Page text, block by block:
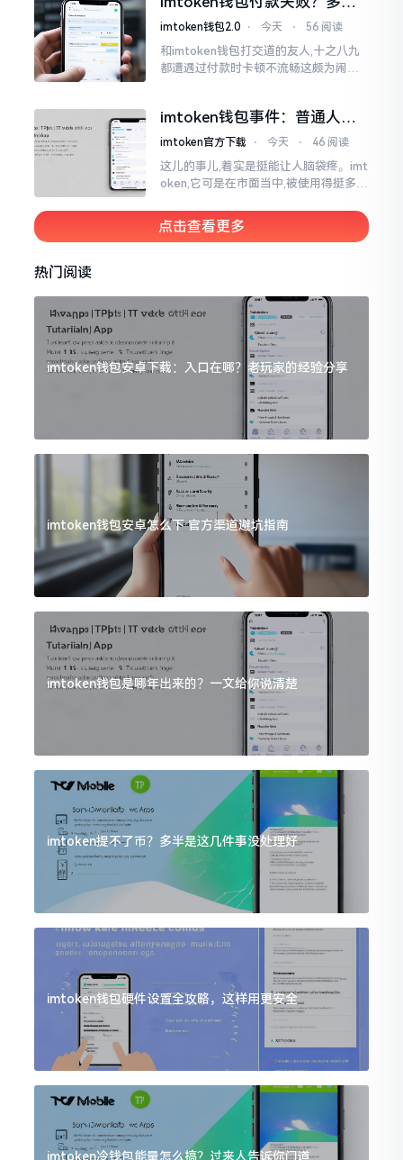
判断。
是这几个原因闹的
imtoken钱包2.0 ⋅ 今天 ⋅ 56 阅读
和imtoken钱包打交道的友人,十之八九
都遭遇过付款时卡顿不流畅这颇为闹心
急得连连跺脚。实际上讲
imtoken钱包事件：普通人该
咋办？
imtoken官方下载 ⋅ 今天 ⋅ 46 阅读
这儿的事儿,着实是挺能让人脑袋疼。imt
oken,它可是在市面当中,被使用得挺多的
咧,好多人的资产,都跟着一块儿晃悠起来
点击查看更多
热门阅读
imtoken钱包安卓下载：入口在哪？老玩家的经验分享
imtoken钱包安卓怎么下 官方渠道避坑指南
imtoken钱包是哪年出来的？一文给你说清楚
imtoken提不了币？多半是这几件事没处理好
imtoken钱包硬件设置全攻略，这样用更安全
imtoken冷钱包能量怎么搞？过来人告诉你门道